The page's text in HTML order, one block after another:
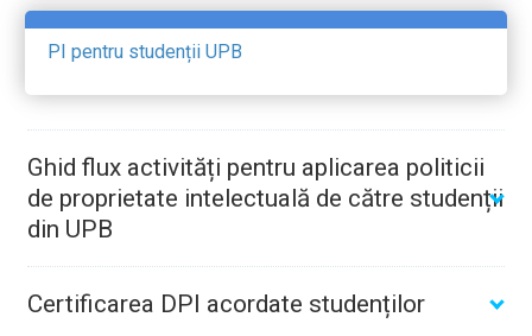
PI pentru studenții UPB
Ghid flux activități pentru aplicarea politicii
de proprietate intelectuală de către studenții
din UPB
Certificarea DPI acordate studenților